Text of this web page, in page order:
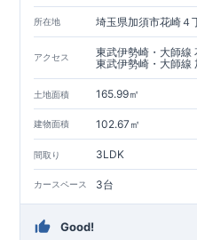
所在地 埼玉県加須市花崎４
アクセス
東武伊勢崎・大師線
東武伊勢崎・大師線
土地面積 165.99㎡
建物面積 102.67㎡
間取り 3LDK
カースペース 3台
Good!